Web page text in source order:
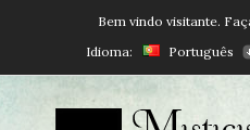
Bem vindo visitante.
Idioma:
Português